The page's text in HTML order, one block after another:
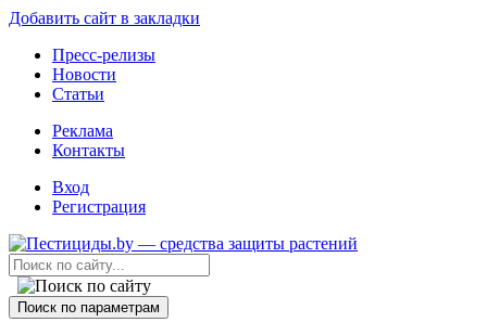
Добавить сайт в закладки
Пресс-релизы
Новости
Статьи
Реклама
Контакты
Вход
Регистрация
Поиск по параметрам